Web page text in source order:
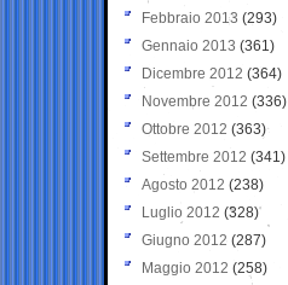
Febbraio 2013 (293)
Gennaio 2013 (361)
Dicembre 2012 (364)
Novembre 2012 (336)
Ottobre 2012 (363)
Settembre 2012 (341)
Agosto 2012 (238)
Luglio 2012 (328)
Giugno 2012 (287)
Maggio 2012 (258)